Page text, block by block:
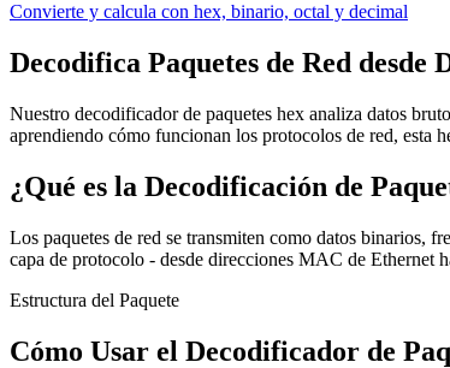
Convierte y calcula con hex, binario, octal y decimal
Decodifica Paquetes de Red desde
Nuestro decodificador de paquetes hex analiza datos
aprendiendo cómo funcionan los protocolos de red, esta
¿Qué es la Decodificación de
Los paquetes de red se transmiten como datos binarios,
capa de protocolo - desde direcciones MAC de Ethernet
Estructura del Paquete
Cómo Usar el Decodificador de